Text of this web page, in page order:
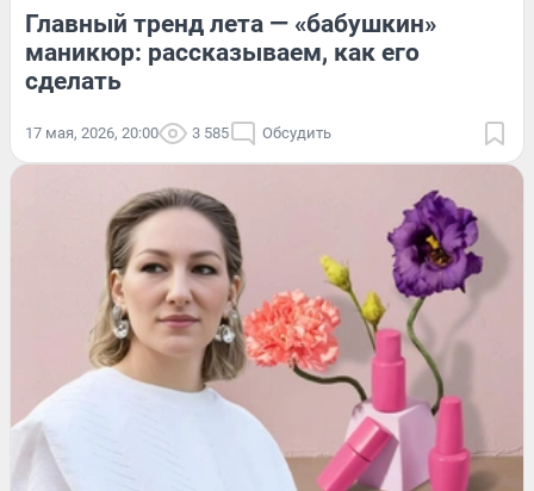
Главный тренд лета — «бабушкин»
маникюр: рассказываем, как его
сделать
17 мая, 2026, 20:00 3 585 Обсудить